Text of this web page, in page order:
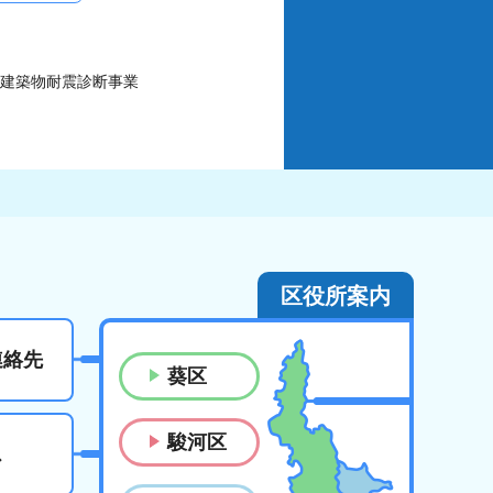
築物耐震診断事業
先
区役所案内
葵区
駿河区